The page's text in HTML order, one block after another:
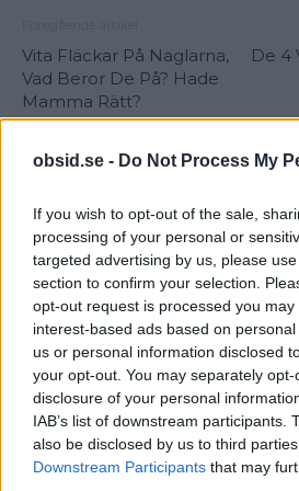
obsid.se - Do Not Process My
If you wish to opt-out of the sale,
processing of your personal or
targeted advertising by us, please
section to confirm your selection.
opt-out request is processed you may
interest-based ads based on
us or personal information disclosed
your opt-out. You may separately
disclosure of your personal
IAB’s list of downstream participants.
also be disclosed by us to third
Downstream Participants that may
Vita Fläckar På Naglarna,
Vad Beror De På? Hade
Mamma Rätt?
De 4
Sebastian
Allt från personlig utveckling till sköna
Kvalitetstid för mig är en kall, ljus,
uteservering, gärna "i goda vänners
slänga in något